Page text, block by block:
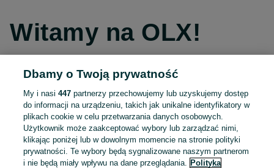
Witamy na OLX!
Kontynuuj przez Facebooka
Kontynuuj przez konto Apple
Kontynuuj przez konto Google
Dbamy o Twoją prywatność
My i nasi447 partnerzy przechowujemy lub uzyskujemy dostęp
do informacji na urządzeniu, takich jak unikalne identyfikatory w
plikach cookie w celu przetwarzania danych osobowych.
Użytkownik może zaakceptować wybory lub zarządzać nimi,
klikając poniżej lub w dowolnym momencie na stronie polityki
prywatności. Te wybory będą sygnalizowane naszym partnerom
i nie będą miały wpływu na dane przeglądania.
Polityka